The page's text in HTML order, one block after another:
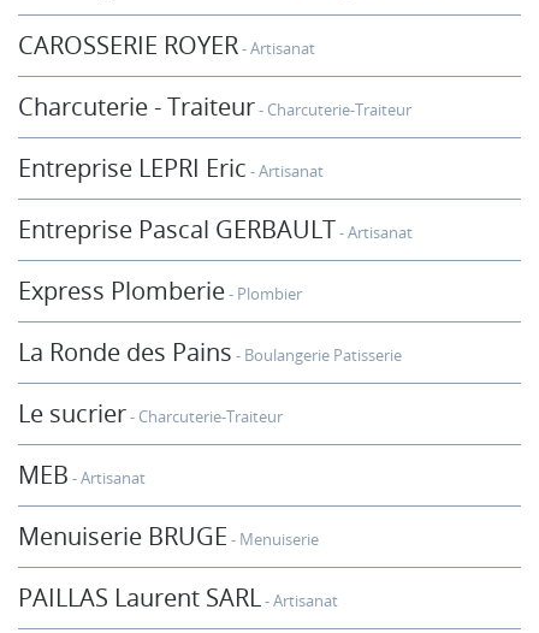
CAROSSERIE ROYER Artisanat
Charcuterie - Traiteur Charcuterie-Traiteur
Entreprise LEPRI Eric Artisanat
Entreprise Pascal GERBAULT Artisanat
Express Plomberie Plombier
La Ronde des Pains Boulangerie Patisserie
Le sucrier Charcuterie-Traiteur
MEB Artisanat
Menuiserie BRUGE Menuiserie
PAILLAS Laurent SARL Artisanat